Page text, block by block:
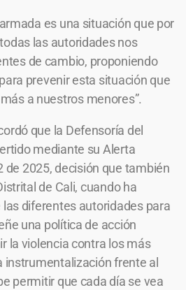
es una situación que por
las autoridades nos
de cambio, proponiendo
prevenir esta situación que
a nuestros menores”.
que la Defensoría del
mediante su Alerta
de 2025, decisión que también
de Cali, cuando ha
diferentes autoridades para
una política de acción
la violencia contra los más
instrumentalización frente al
permitir que cada día se vea